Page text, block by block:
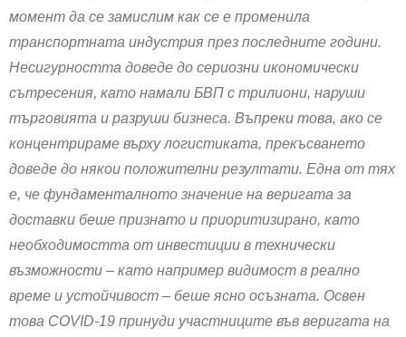
момент да се замислим как се е променила
транспортната индустрия през последните години.
Несигурността доведе до сериозни икономически
сътресения, като намали БВП с трилиони, наруши
търговията и разруши бизнеса. Въпреки това, ако се
концентрираме върху логистиката, прекъсването
доведе до някои положителни резултати. Една от тях
е, че фундаменталното значение на веригата за
доставки беше признато и приоритизирано, като
необходимостта от инвестиции в технически
възможности – като например видимост в реално
време и устойчивост – беше ясно осъзната. Освен
това COVID-19 принуди участниците във веригата на